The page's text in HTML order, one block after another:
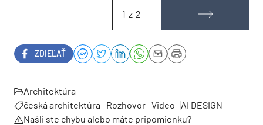
1 z 2
ZDIEĽAŤ
Architektúra
česká architektúra
Rozhovor Video
AI DESIGN
Našli ste chybu alebo máte pripomienku?